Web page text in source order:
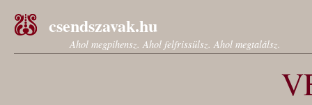
csendszavak.hu
Ahol megpihensz. Ahol felfrissülsz. Ahol megtalálsz.